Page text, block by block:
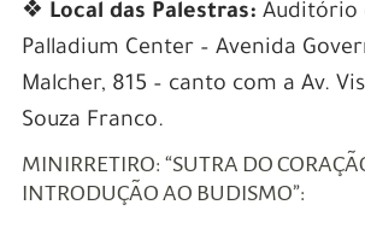
❖ Local das Palestras: Auditório
Palladium Center – Avenida
Malcher, 815 – canto com a Av.
Souza Franco.
MINIRRETIRO: “SUTRA DO
INTRODUÇÃO AO BUDISMO”: